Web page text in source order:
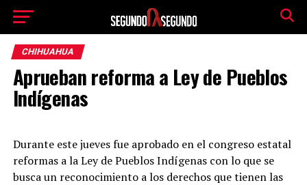
CHIHUAHUA
Aprueban reforma a Ley de Pueblos
Indígenas
Durante este jueves fue aprobado en el congreso estatal
reformas a la Ley de Pueblos Indígenas con lo que se
busca un reconocimiento a los derechos que tienen las